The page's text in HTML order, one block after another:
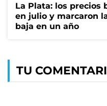
La Plata: los precios
en julio y marcaron
baja en un año
TU